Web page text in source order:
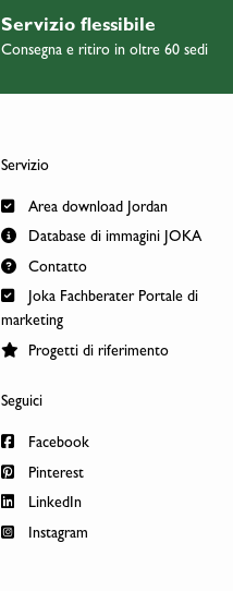
Servizio flessibile
Consegna e ritiro in oltre 60 sedi
Servizio
Area download Jordan
Database di immagini JOKA
Contatto
Joka Fachberater Portale di
marketing
Progetti di riferimento
Seguici
Facebook
Pinterest
LinkedIn
Instagram